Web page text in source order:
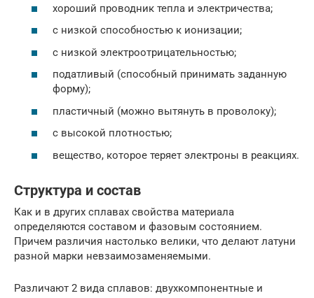
хороший проводник тепла и электричества;
с низкой способностью к ионизации;
с низкой электроотрицательностью;
податливый (способный принимать заданную
форму);
пластичный (можно вытянуть в проволоку);
с высокой плотностью;
вещество, которое теряет электроны в реакциях.
Структура и состав
Как и в других сплавах свойства материала
определяются составом и фазовым состоянием.
Причем различия настолько велики, что делают латуни
разной марки невзаимозаменяемыми.
Различают 2 вида сплавов: двухкомпонентные и